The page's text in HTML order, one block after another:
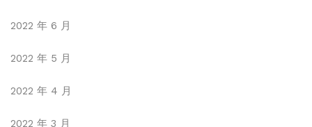
2022 年 6 月
2022 年 5 月
2022 年 4 月
2022 年 3 月